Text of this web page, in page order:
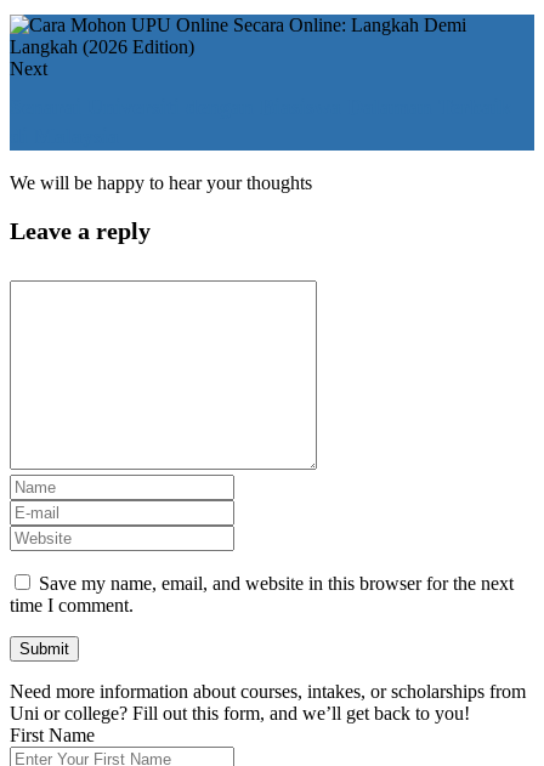
Next
We will be happy to hear your thoughts
Leave a reply
Save my name, email, and website in this browser for the next
time I comment.
Need more information about courses, intakes, or scholarships from
Uni or college? Fill out this form, and we’ll get back to you!
First Name